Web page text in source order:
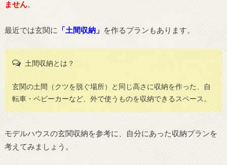
ません。
最近では玄関に 「土間収納」 を作るプランもあります。
土間収納とは？
玄関の土間（クツを脱ぐ場所）と同じ高さに収納を作った、自
転車・ベビーカーなど、外で使うものを収納できるスペース。
モデルハウスの玄関収納を参考に、自分にあった収納プランを
考えてみましょう。